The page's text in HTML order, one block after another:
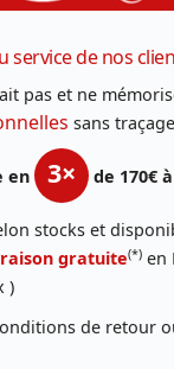
service de nos
pas et ne
sans
en 3× de 170€
stocks et
gratuite(*) en
)
de retour